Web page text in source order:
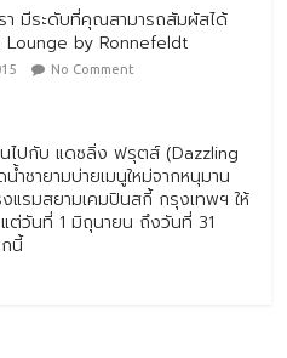
า มีระดับที่คุณสามารถสัมผัสได้
Lounge by Ronnefeldt
No Comment
ไปกับ แดซลิ่ง ฟรุตส์ (Dazzling
ำชายามบ่ายเมนูใหม่จากหนุมาน
แรมสยามเคมปินสกี้ กรุงเทพฯ ให้
ต่วันที่ 1 มิถุนายน ถึงวันที่ 31
นี้